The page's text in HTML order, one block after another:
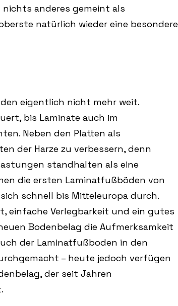
anderes gemeint als
natürlich wieder eine besondere
eigentlich nicht mehr weit.
bis Laminate auch im
Neben den Platten als
der Harze zu verbessern, denn
standhalten als eine
die ersten Laminatfußböden von
schnell bis Mitteleuropa durch.
einfache Verlegbarkeit und ein gutes
Bodenbelag die Aufmerksamkeit
der Laminatfußboden in den
– heute jedoch verfügen
der seit Jahren